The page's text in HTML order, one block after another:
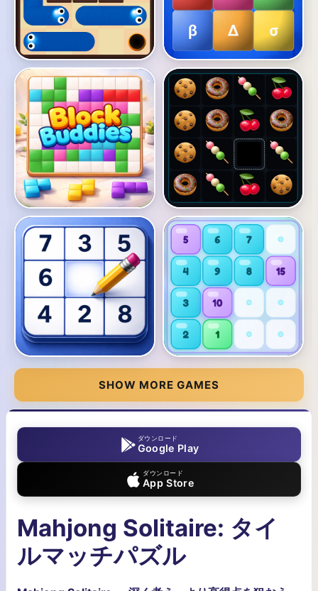
SHOW MORE GAMES
ダウンロード
Google Play
ダウンロード
App Store
Mahjong Solitaire: タイ
ルマッチパズル